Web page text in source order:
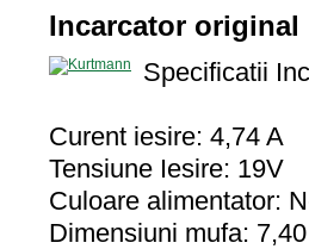
Incarcator original
Specificatii
Curent iesire: 4,74 A
Tensiune Iesire: 19V
Culoare alimentator:
Dimensiuni mufa: